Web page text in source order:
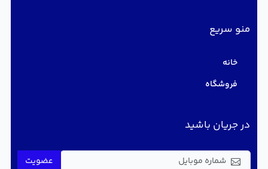
منو سریع
خانه
فروشگاه
در جریان باشید
عضویت